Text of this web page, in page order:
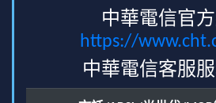
中華電信官
https://
中華電信客服